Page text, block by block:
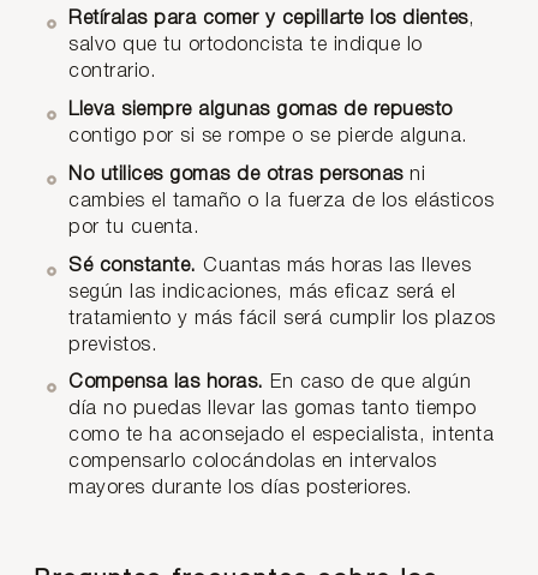
Retíralas para comer y cepillarte los dientes,
salvo que tu ortodoncista te indique lo
contrario.
Lleva siempre algunas gomas de repuesto
contigo por si se rompe o se pierde alguna.
No utilices gomas de otras personasni
cambies el tamaño o la fuerza de los elásticos
por tu cuenta.
Sé constante. Cuantas más horas las lleves
según las indicaciones, más eficaz será el
tratamiento y más fácil será cumplir los plazos
previstos.
Compensa las horas. En caso de que algún
día no puedas llevar las gomas tanto tiempo
como te ha aconsejado el especialista, intenta
compensarlo colocándolas en intervalos
mayores durante los días posteriores.